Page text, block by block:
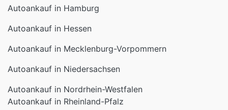
Autoankauf in Hamburg
Autoankauf in Hessen
Autoankauf in Mecklenburg-Vorpommern
Autoankauf in Niedersachsen
Autoankauf in Nordrhein-Westfalen
Autoankauf in Rheinland-Pfalz